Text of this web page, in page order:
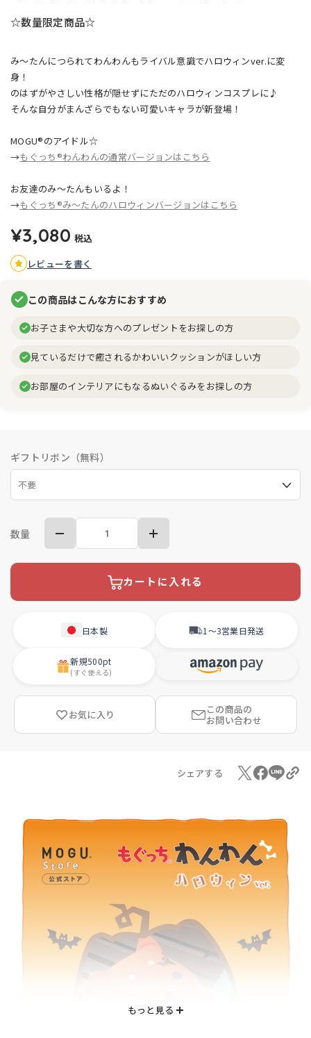
☆数量限定商品☆
み～たんにつられてわんわんもライバル意識でハロウィンver.に変
身！
のはずがやさしい性格が隠せずにただのハロウィンコスプレに♪
そんな自分がまんざらでもない可愛いキャラが新登場！
MOGU®のアイドル☆
→もぐっち®わんわんの通常バージョンはこちら
お友達のみ～たんもいるよ！
→もぐっち®み～たんのハロウィンバージョンはこちら
¥3,080 税込
レビューを書く
この商品はこんな方におすすめ
お子さまや大切な方へのプレゼントをお探しの方
見ているだけで癒されるかわいいクッションがほしい方
お部屋のインテリアにもなるぬいぐるみをお探しの方
ギフトリボン（無料）
数量
カートに入れる
日本製 1〜3営業日発送
新規500pt
(すぐ使える)
お気に入り
この商品の
お問い合わせ
シェアする